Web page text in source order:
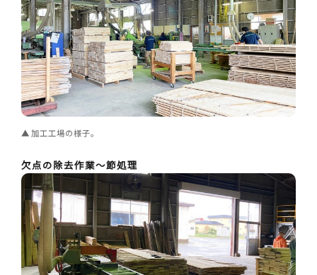
加工工場の様子。
欠点の除去作業～節処理